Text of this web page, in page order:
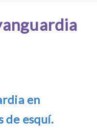
en
de esquí.